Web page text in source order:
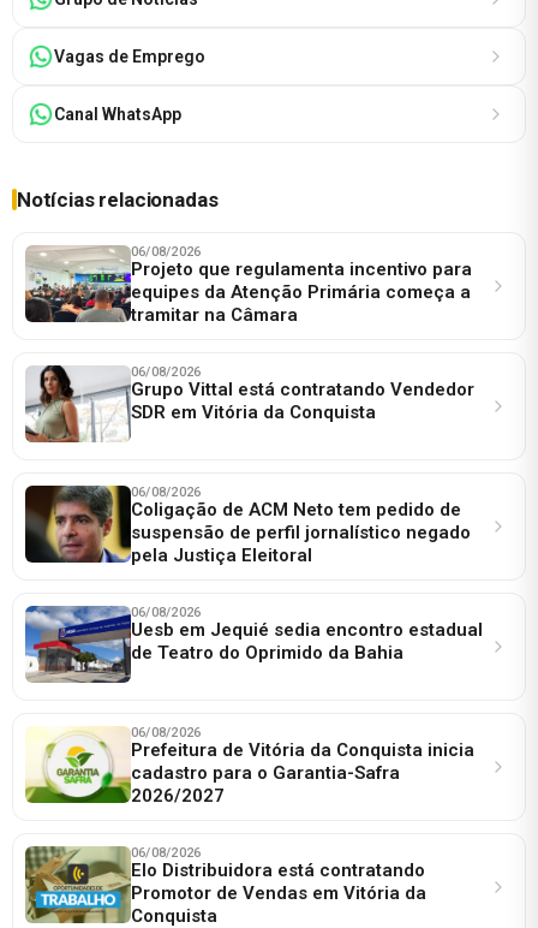
Vagas de Emprego
Canal WhatsApp
Notícias relacionadas
06/08/2026
Projeto que regulamenta incentivo para
equipes da Atenção Primária começa a
tramitar na Câmara
06/08/2026
Grupo Vittal está contratando Vendedor
SDR em Vitória da Conquista
06/08/2026
Coligação de ACM Neto tem pedido de
suspensão de perfil jornalístico negado
pela Justiça Eleitoral
06/08/2026
Uesb em Jequié sedia encontro estadual
de Teatro do Oprimido da Bahia
06/08/2026
Prefeitura de Vitória da Conquista inicia
cadastro para o Garantia-Safra
2026/2027
06/08/2026
Elo Distribuidora está contratando
Promotor de Vendas em Vitória da
Conquista